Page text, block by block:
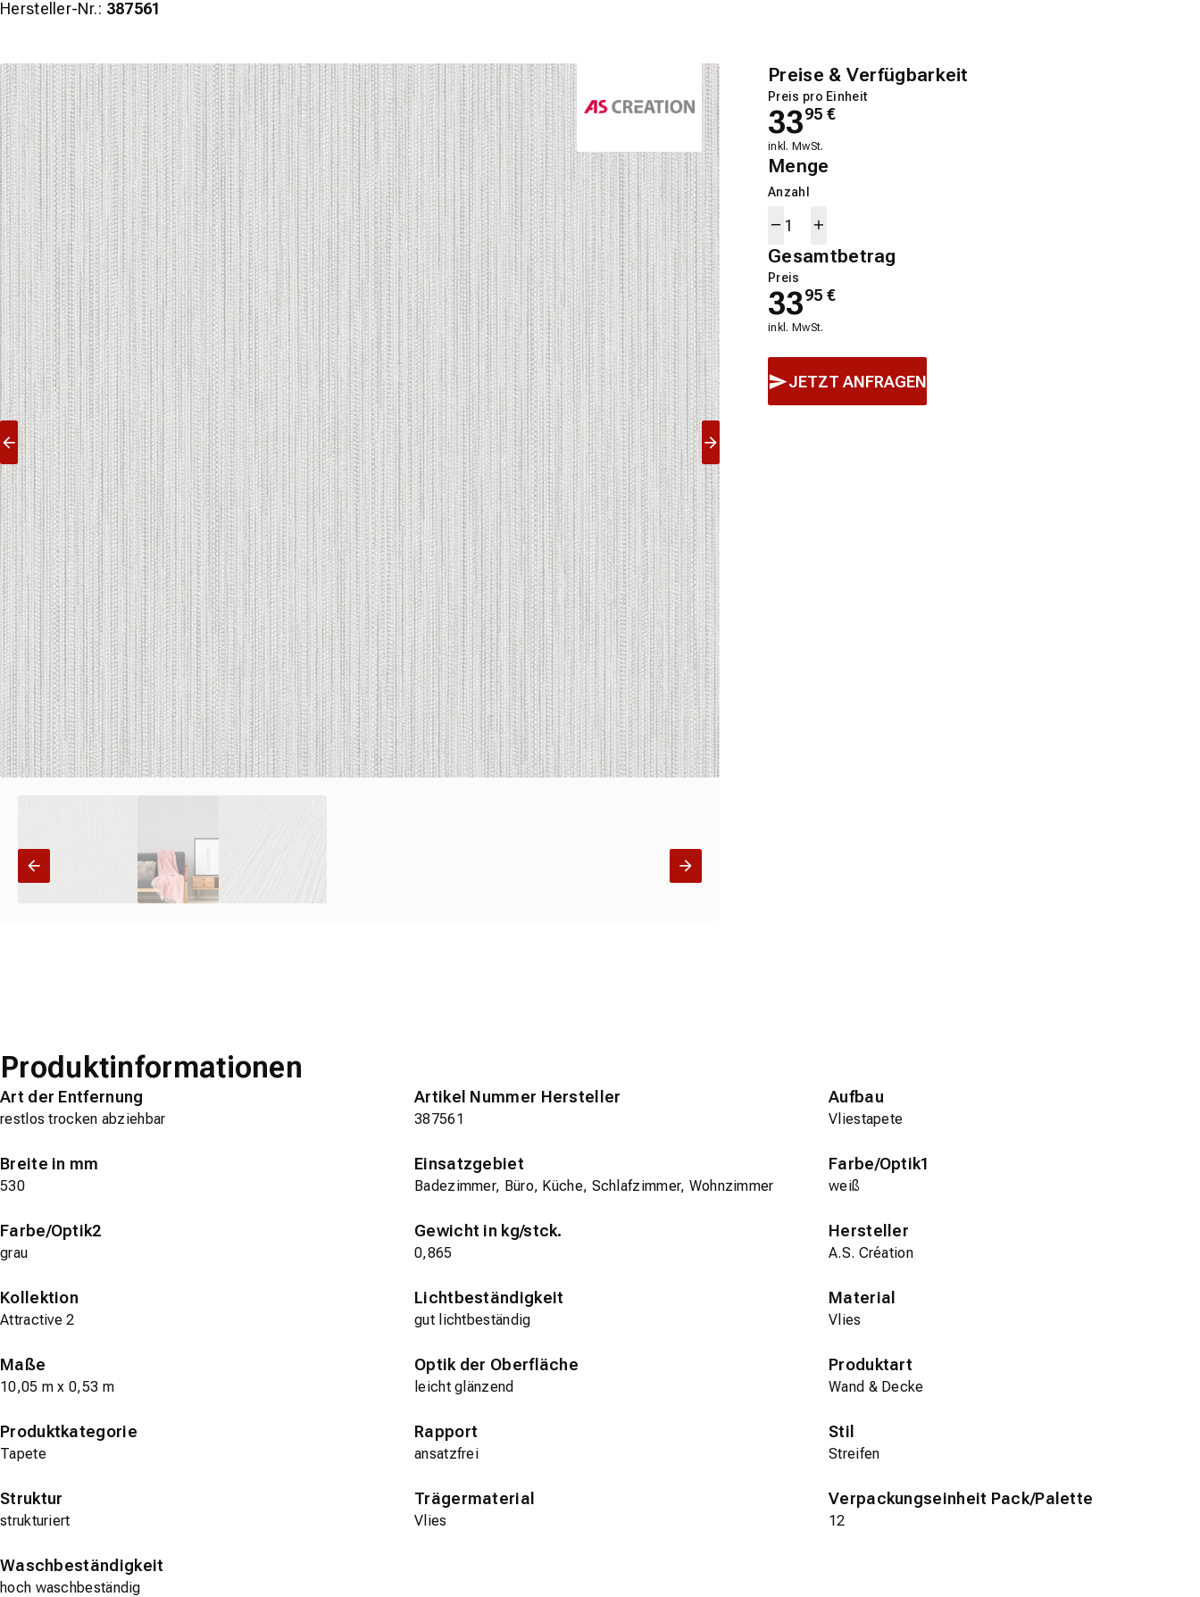
Hersteller-Nr.: 387561
Preise & Verfügbarkeit
Preis pro Einheit
3395 €
inkl. MwSt.
Menge
Anzahl
Gesamtbetrag
Preis
3395 €
inkl. MwSt.
JETZT ANFRAGEN
Produktinformationen
Art der Entfernung
restlos trocken abziehbar
Artikel Nummer Hersteller
387561
Aufbau
Vliestapete
Breite in mm
530
Einsatzgebiet
Badezimmer, Büro, Küche, Schlafzimmer, Wohnzimmer
Farbe/Optik1
weiß
Farbe/Optik2
grau
Gewicht in kg/stck.
0,865
Hersteller
A.S. Création
Kollektion
Attractive 2
Lichtbeständigkeit
gut lichtbeständig
Material
Vlies
Maße
10,05 m x 0,53 m
Optik der Oberfläche
leicht glänzend
Produktart
Wand & Decke
Produktkategorie
Tapete
Rapport
ansatzfrei
Stil
Streifen
Struktur
strukturiert
Trägermaterial
Vlies
Verpackungseinheit Pack/Palette
12
Waschbeständigkeit
hoch waschbeständig